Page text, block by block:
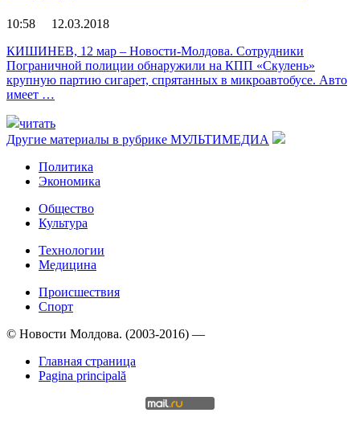
10:58 12.03.2018
КИШИНЕВ, 12 мар – Новости-Молдова. Сотрудники
Пограничной полиции обнаружили на КПП «Скулень»
крупную партию сигарет, спрятанных в микроавтобусе. Авто
имеет …
читать
Другие материалы в рубрике МУЛЬТИМЕДИА
Политика
Экономика
Общество
Культура
Технологии
Медицина
Происшествия
Спорт
© Новости Молдова. (2003-2016) —
Главная страница
Pagina principală